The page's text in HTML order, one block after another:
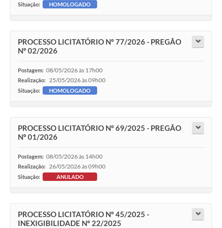
Situação:
HOMOLOGADO
PROCESSO LICITATÓRIO Nº 77/2026 - PREGÃO
Nº 02/2026
Postagem: 08/05/2026 às 17h00
Realização: 25/05/2026 às 09h00
Situação: HOMOLOGADO
PROCESSO LICITATÓRIO Nº 69/2025 - PREGÃO
Nº 01/2026
Postagem: 08/05/2026 às 14h00
Realização: 26/05/2026 às 09h00
Situação: ANULADO
PROCESSO LICITATÓRIO Nº 45/2025 -
INEXIGIBILIDADE Nº 22/2025